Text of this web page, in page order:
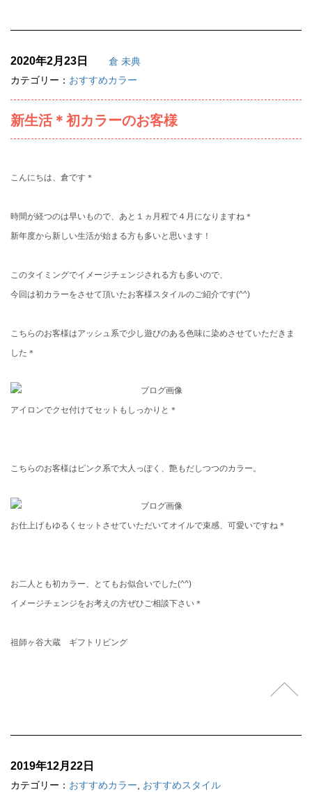
2020年2月23日
倉 未典
カテゴリー： おすすめカラー
新生活＊初カラーのお客様
こんにちは、倉です＊
時間が経つのは早いもので、あと１ヵ月程で４月になりますね＊
新年度から新しい生活が始まる方も多いと思います！
このタイミングでイメージチェンジされる方も多いので、
今回は初カラーをさせて頂いたお客様スタイルのご紹介です(^^)
こちらのお客様はアッシュ系で少し遊びのある色味に染めさせていただきま
した＊
アイロンでクセ付けてセットもしっかりと＊
こちらのお客様はピンク系で大人っぽく、艶もだしつつのカラー。
お仕上げもゆるくセットさせていただいてオイルで束感、可愛いですね＊
お二人とも初カラー、とてもお似合いでした(^^)
イメージチェンジをお考えの方ぜひご相談下さい＊
祖師ヶ谷大蔵 ギフトリビング
2019年12月22日
カテゴリー： おすすめカラー, おすすめスタイル